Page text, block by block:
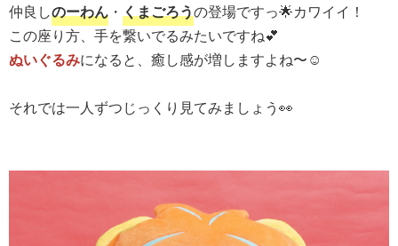
仲良しのーわん ・ くまごろうの登場ですっ🌟カワイイ！
この座り方、手を繋いでるみたいですね💕
ぬいぐるみになると、癒し感が増しますよね〜☺️
それでは一人ずつじっくり見てみましょう👀